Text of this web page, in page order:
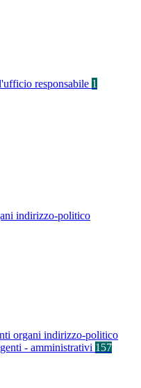
responsabile 1
indirizzo-politico
organi indirizzo-politico
- amministrativi 157